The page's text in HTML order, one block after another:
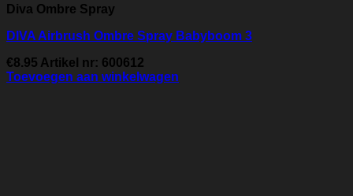
Diva Ombre Spray
DIVA Airbrush Ombre Spray Babyboom 3
€8.95 Artikel nr: 600612
Toevoegen aan winkelwagen